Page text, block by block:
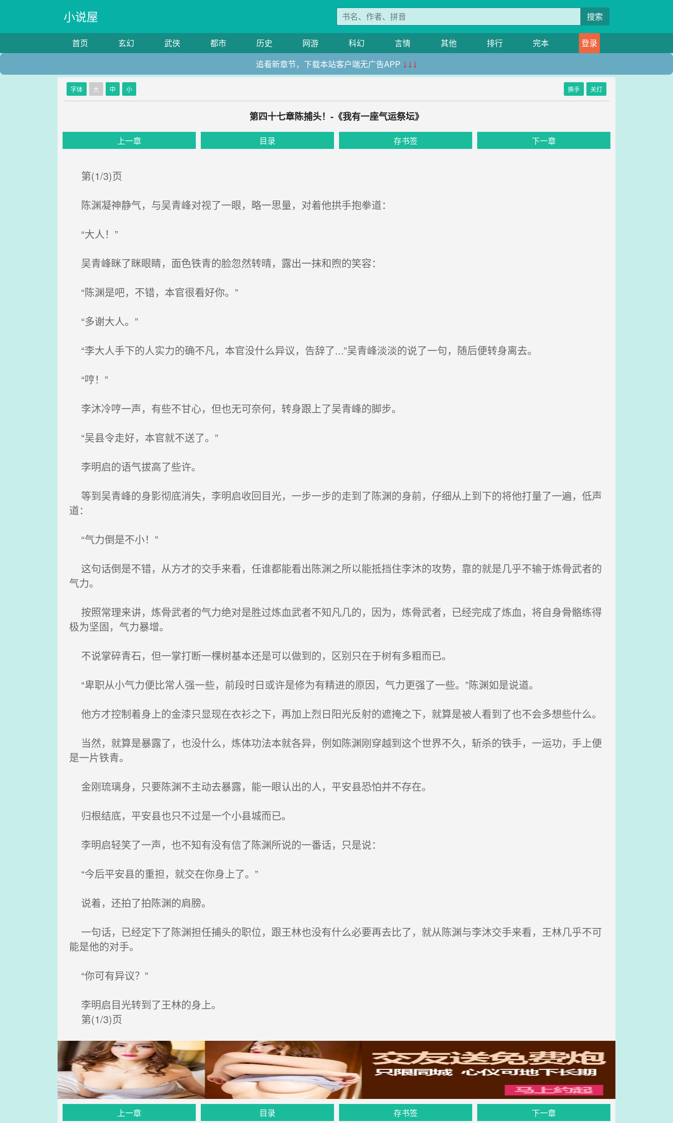
小说屋 搜索
首页 玄幻 武侠 都市 历史 网游 科幻 言情 其他 排行 完本
登录
追看新章节，下载本站客户端无广告APP ↓↓↓
字体 大 中 小 换手 关灯
第四十七章陈捕头！-《我有一座气运祭坛》
上一章 目录 存书签 下一章
第(1/3)页
陈渊凝神静气，与吴青峰对视了一眼，略一思量，对着他拱手抱拳道：
“大人！”
吴青峰眯了眯眼睛，面色铁青的脸忽然转晴，露出一抹和煦的笑容：
“陈渊是吧，不错，本官很看好你。”
“多谢大人。”
“李大人手下的人实力的确不凡，本官没什么异议，告辞了...”吴青峰淡淡的说了一句，随后便转身离去。
“哼！”
李沐冷哼一声，有些不甘心，但也无可奈何，转身跟上了吴青峰的脚步。
“吴县令走好，本官就不送了。”
李明启的语气拔高了些许。
等到吴青峰的身影彻底消失，李明启收回目光，一步一步的走到了陈渊的身前，仔细从上到下的将他打量了一遍，低声
道：
“气力倒是不小！”
这句话倒是不错，从方才的交手来看，任谁都能看出陈渊之所以能抵挡住李沐的攻势，靠的就是几乎不输于炼骨武者的
气力。
按照常理来讲，炼骨武者的气力绝对是胜过炼血武者不知凡几的，因为，炼骨武者，已经完成了炼血，将自身骨骼练得
极为坚固，气力暴增。
不说掌碎青石，但一掌打断一棵树基本还是可以做到的，区别只在于树有多粗而已。
“卑职从小气力便比常人强一些，前段时日或许是修为有精进的原因，气力更强了一些。”陈渊如是说道。
他方才控制着身上的金漆只显现在衣衫之下，再加上烈日阳光反射的遮掩之下，就算是被人看到了也不会多想些什么。
当然，就算是暴露了，也没什么，炼体功法本就各异，例如陈渊刚穿越到这个世界不久，斩杀的铁手，一运功，手上便
是一片铁青。
金刚琉璃身，只要陈渊不主动去暴露，能一眼认出的人，平安县恐怕并不存在。
归根结底，平安县也只不过是一个小县城而已。
李明启轻笑了一声，也不知有没有信了陈渊所说的一番话，只是说：
“今后平安县的重担，就交在你身上了。”
说着，还拍了拍陈渊的肩膀。
一句话，已经定下了陈渊担任捕头的职位，跟王林也没有什么必要再去比了，就从陈渊与李沐交手来看，王林几乎不可
能是他的对手。
“你可有异议？”
李明启目光转到了王林的身上。
第(1/3)页
上一章 目录 存书签 下一章